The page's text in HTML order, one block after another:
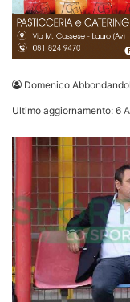
Domenico
Ultimo aggiornamento: 6